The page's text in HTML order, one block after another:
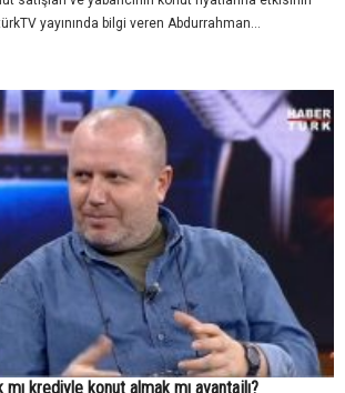
yayınında bilgi veren Abdurrahman...
krediyle konut almak mı avantajlı?